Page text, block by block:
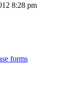
8:28 pm
forms